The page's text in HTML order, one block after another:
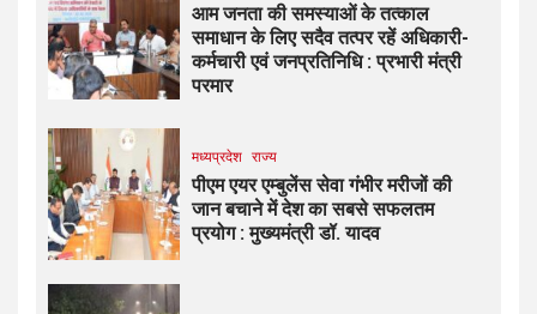
आम जनता की समस्याओं के तत्काल
समाधान के लिए सदैव तत्पर रहें अधिकारी-
कर्मचारी एवं जनप्रतिनिधि : प्रभारी मंत्री
परमार
मध्यप्रदेश राज्य
पीएम एयर एम्बुलेंस सेवा गंभीर मरीजों की
जान बचाने में देश का सबसे सफलतम
प्रयोग : मुख्यमंत्री डॉ. यादव